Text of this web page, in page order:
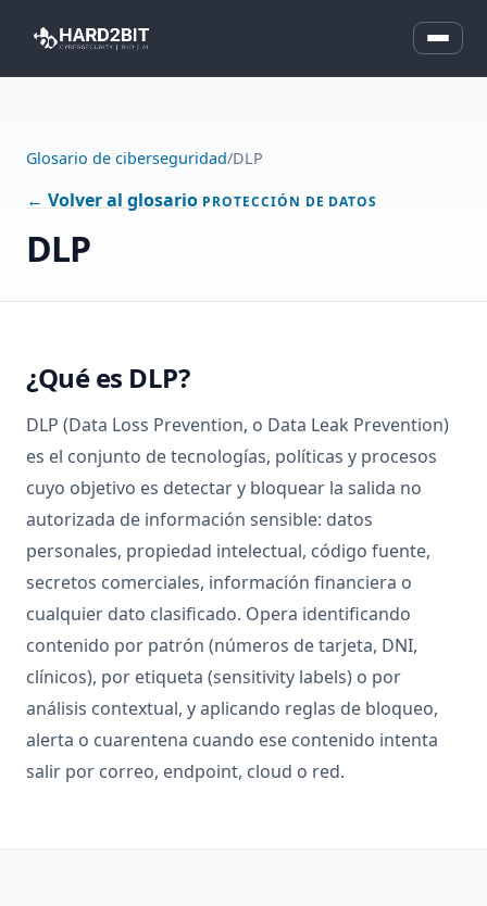
Glosario de ciberseguridad/DLP
← Volver al glosario PROTECCIÓN DE DATOS
DLP
¿Qué es DLP?
DLP (Data Loss Prevention, o Data Leak Prevention)
es el conjunto de tecnologías, políticas y procesos
cuyo objetivo es detectar y bloquear la salida no
autorizada de información sensible: datos
personales, propiedad intelectual, código fuente,
secretos comerciales, información financiera o
cualquier dato clasificado. Opera identificando
contenido por patrón (números de tarjeta, DNI,
clínicos), por etiqueta (sensitivity labels) o por
análisis contextual, y aplicando reglas de bloqueo,
alerta o cuarentena cuando ese contenido intenta
salir por correo, endpoint, cloud o red.